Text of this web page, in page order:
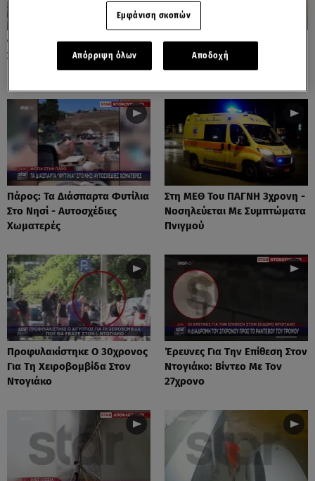
Φωτιές: Στάχτη Το Πράσινο
Στολίδι Της Δυτικής Αττικής
Πόρτο Ράφτη: Bίντεο
Ντοκουμέντο Από Το
Θανατηφόρο Τροχαίο
Πάρος: Τα Διάσπαρτα Φυτίλια
Στο Νησί - Αυτοσχέδιες
Χωματερές
Στη ΜΕΘ Του ΠΑΓΝΗ 3χρονη -
Νοσηλεύεται Με Συμπτώματα
Πνιγμού
Προφυλακίστηκε Ο 30χρονος
Για Τη Χειροβομβίδα Στον
Ντογιάκο
Έρευνες Για Την Επίθεση Στον
Ντογιάκο: Βίντεο Με Τον
27χρονο
Εμφάνιση σκοπών
Απόρριψη όλων Αποδοχή